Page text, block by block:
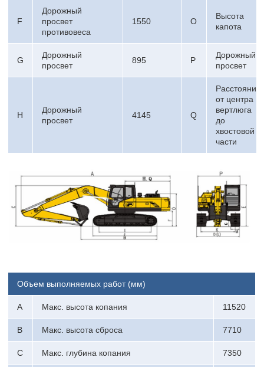
F
Дорожный
просвет
противовеса
1550 O
Высота
капота
G
Дорожный
просвет
895 P
Дорожный
просвет
H
Дорожный
просвет
4145 Q
Расстояние
от центра
вертлюга
до
хвостовой
части
Объем выполняемых работ (мм)
A Макс. высота копания 11520
B Макс. высота сброса 7710
C Макс. глубина копания 7350